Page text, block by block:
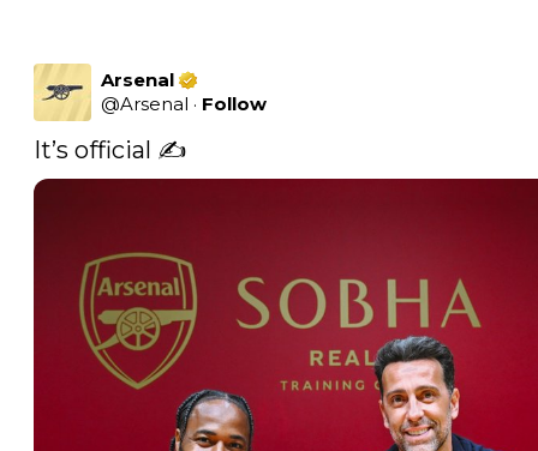
Arsenal
@Arsenal · Follow
It’s official ✍️